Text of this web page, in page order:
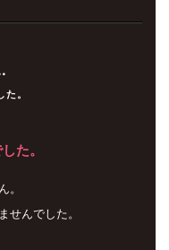
。
た。
。
せんでした。